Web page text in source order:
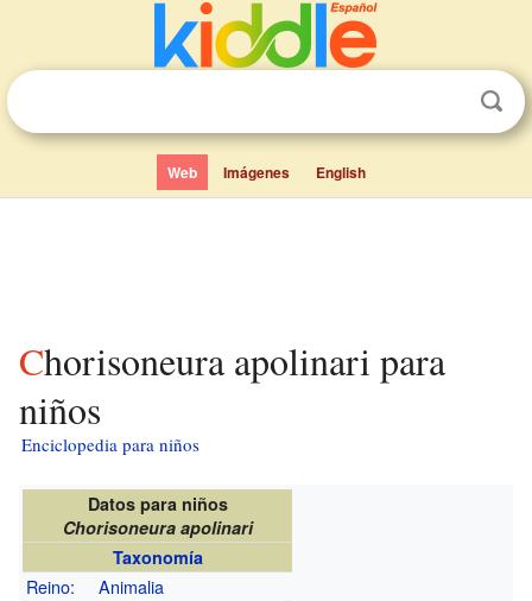
Web Imágenes English
Chorisoneura apolinari para
niños
Enciclopedia para niños
Datos para niños
Chorisoneura apolinari
Taxonomía
Reino:
Animalia